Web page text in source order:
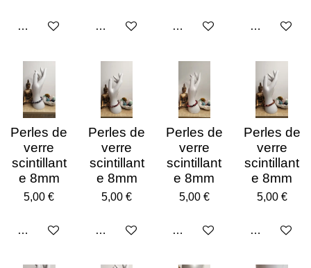
Ajouter au panierAjouter au panierAjouter au panierAjouter au
Perles de
verre
scintillant
e 8mm
5,00 €
Ajouter au panier
Perles de
verre
scintillant
e 8mm
5,00 €
Ajouter au panier
Perles de
verre
scintillant
e 8mm
5,00 €
Ajouter au panier
Perles de
verre
scintillant
e 8mm
5,00 €
Ajouter au